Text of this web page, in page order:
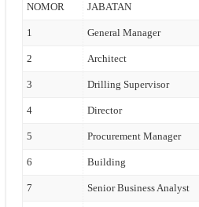
NOMOR JABATAN
1 General Manager
2 Architect
3 Drilling Supervisor
4 Director
5 Procurement Manager
6 Building
7 Senior Business Analyst